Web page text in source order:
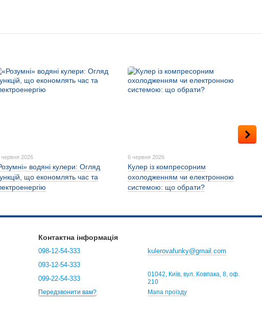
червня 2026
водяні кулери: Огляд
що економлять час та
6 червня 2026
Кулер із компресорним
охолодженням чи електронною
системою: що обрати?
Контактна інформація
098-12-54-333
093-12-54-333
099-22-54-333
Передзвонити вам?
kulerovafunky@gmail.com
01042, Київ, вул. Ковпака, 8, оф.
210
Мапа проїзду